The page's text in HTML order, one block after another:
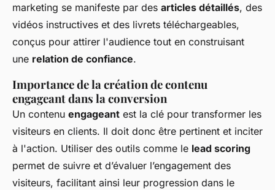
marketing se manifeste par des articles détaillés, des
vidéos instructives et des livrets téléchargeables,
conçus pour attirer l'audience tout en construisant
une relation de confiance.
Importance de la création de contenu
engageant dans la conversion
Un contenu engageant est la clé pour transformer les
visiteurs en clients. Il doit donc être pertinent et inciter
à l'action. Utiliser des outils comme le lead scoring
permet de suivre et d’évaluer l’engagement des
visiteurs, facilitant ainsi leur progression dans le